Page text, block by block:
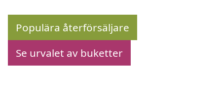
Populära återförsäljare
Se urvalet av buketter